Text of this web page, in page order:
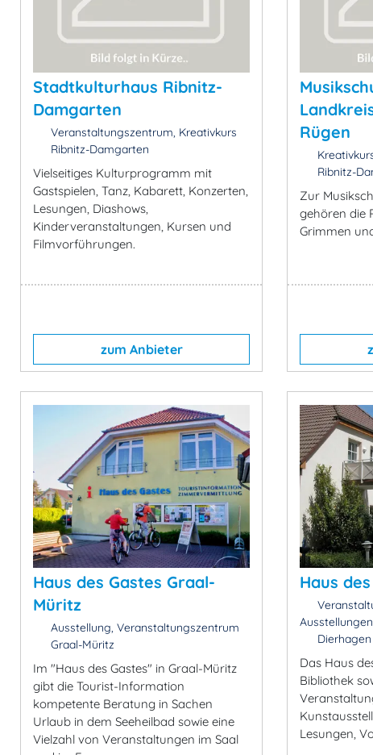
Stadtkulturhaus Ribnitz-
Damgarten
Veranstaltungszentrum, Kreativkurs
Ribnitz-Damgarten
Vielseitiges Kulturprogramm mit
Gastspielen, Tanz, Kabarett, Konzerten,
Lesungen, Diashows,
Kinderveranstaltungen, Kursen und
Filmvorführungen.
zum Anbieter
Rügen
Ribnitz-
Zur
gehören die
Grimmen
Haus des Gastes Graal-
Müritz
Ausstellung, Veranstaltungszentrum
Graal-Müritz
Im "Haus des Gastes" in Graal-Müritz
gibt die Tourist-Information
kompetente Beratung in Sachen
Urlaub in dem Seeheilbad sowie eine
Vielzahl von Veranstaltungen im Saal
Haus
Ausstellungen
Dierhagen
Das Haus
Bibliothek
Lesungen,